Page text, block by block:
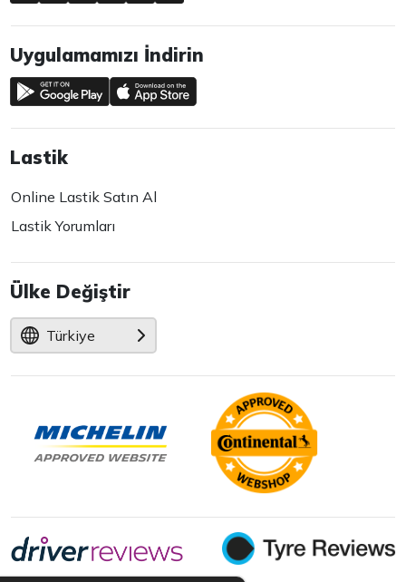
Uygulamamızı İndirin
Lastik
Online Lastik Satın Al
Lastik Yorumları
Ülke Değiştir
Türkiye